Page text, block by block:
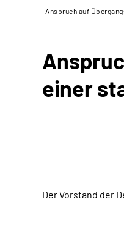
Anspruch auf
einer
Der Vorstand der